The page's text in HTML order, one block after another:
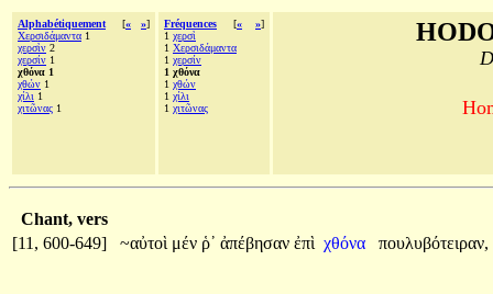
Alphabétiquement [« »]
Χερσιδάμαντα 1
χερσὶν 2
χερσίν 1
χθόνα 1
χθών 1
χίλι 1
χιτῶνας 1
Fréquences [« »]
1 χερσὶ
1 Χερσιδάμαντα
1 χερσίν
1 χθόνα
1 χθών
1 χίλι
1 χιτῶνας
Chant, vers
[11, 600-649]
~αὐτοὶ μέν ῥ᾽ ἀπέβησαν ἐπὶ χθόνα πουλυβότειραν,